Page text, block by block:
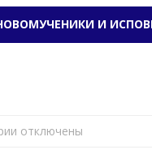
И
котключены